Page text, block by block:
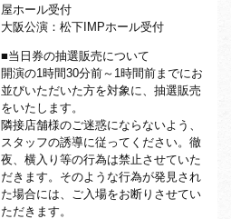
屋ホール受付
大阪公演：松下IMPホール受付
■当日券の抽選販売について
開演の1時間30分前～1時間前までにお
並びいただいた方を対象に、抽選販売
をいたします。
隣接店舗様のご迷惑にならないよう、
スタッフの誘導に従ってください。徹
夜、横入り等の行為は禁止させていた
だきます。そのような行為が発見され
た場合には、ご入場をお断りさせてい
ただきます。